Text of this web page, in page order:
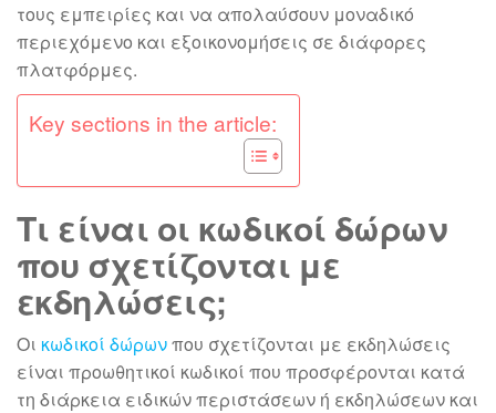
τους εμπειρίες και να απολαύσουν μοναδικό
περιεχόμενο και εξοικονομήσεις σε διάφορες
πλατφόρμες.
Key sections in the article:
Τι είναι οι κωδικοί δώρων
που σχετίζονται με
εκδηλώσεις;
Οι κωδικοί δώρωνπου σχετίζονται με εκδηλώσεις
είναι προωθητικοί κωδικοί που προσφέρονται κατά
τη διάρκεια ειδικών περιστάσεων ή εκδηλώσεων και